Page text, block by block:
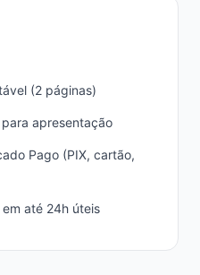
(2 páginas)
apresentação
Pago (PIX, cartão,
até 24h úteis